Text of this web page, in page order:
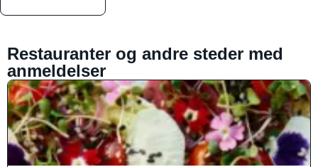
Restauranter og andre steder med
anmeldelser